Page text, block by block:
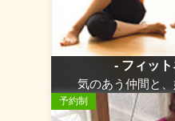
- フィッ
気のあう仲間と
予約制